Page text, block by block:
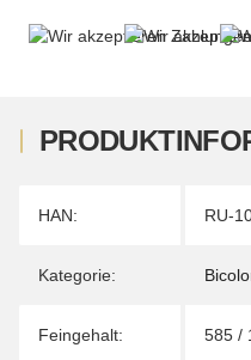
Produkteigenschaft
Wert
HAN: RU-
Kategorie:
Feingehalt: 585 /